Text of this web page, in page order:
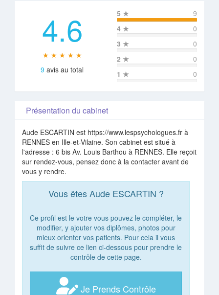
4.6
★ ★ ★ ★ ★
9 avis au total
5 ★
9
4 ★
0
3 ★
0
2 ★
0
1 ★ 0
Présentation du cabinet
Aude ESCARTIN est https://www.lespsychologues.fr à
RENNES en Ille-et-Vilaine. Son cabinet est situé à
l'adresse : 6 bis Av. Louis Barthou à RENNES. Elle reçoit
sur rendez-vous, pensez donc à la contacter avant de
vous y rendre.
Vous êtes Aude ESCARTIN ?
Ce profil est le votre vous pouvez le compléter, le
modifier, y ajouter vos diplômes, photos pour
mieux orienter vos patients. Pour cela il vous
suffit de suivre ce lien ci-dessous pour prendre le
contrôle de cette page.
Je Prends Contrôle